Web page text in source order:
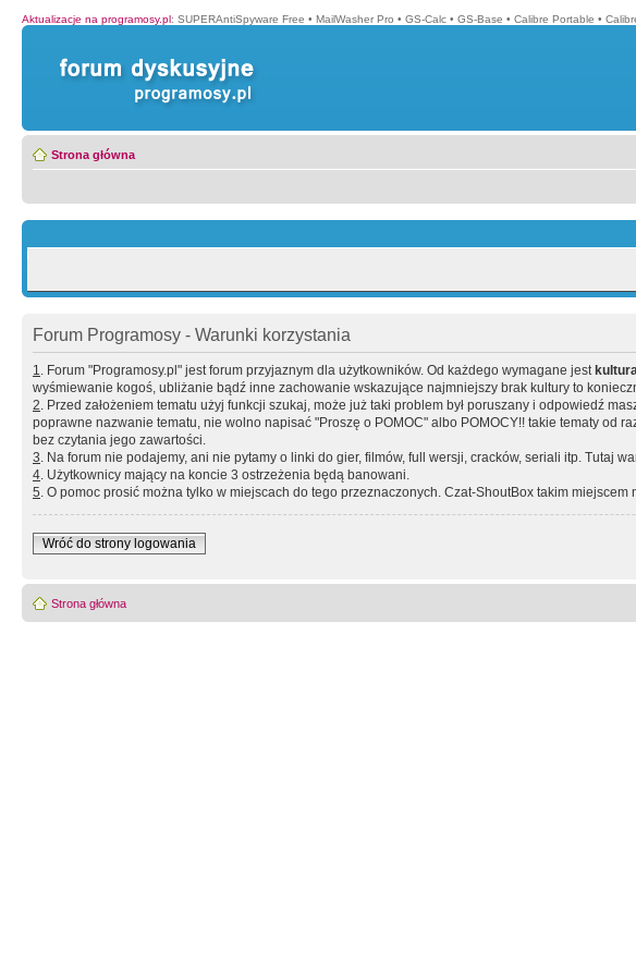
Aktualizacje na programosy.pl: SUPERAntiSpyware Free • MailWasher Pro • GS-Calc • GS-Base • Calibre Portable •
Strona główna
Forum Programosy - Warunki korzystania
1. Forum "Programosy.pl" jest forum przyjaznym dla użytkowników. Od każdego wymagane jest
wyśmiewanie kogoś, ubliżanie bądź inne zachowanie wskazujące najmniejszy brak kultury to
2. Przed założeniem tematu użyj funkcji szukaj, może już taki problem był poruszany i odpowiedź
poprawne nazwanie tematu, nie wolno napisać "Proszę o POMOC" albo POMOCY!! takie tematy od
bez czytania jego zawartości.
3. Na forum nie podajemy, ani nie pytamy o linki do gier, filmów, full wersji, cracków, seriali itp. Tutaj
4. Użytkownicy mający na koncie 3 ostrzeżenia będą banowani.
5. O pomoc prosić można tylko w miejscach do tego przeznaczonych. Czat-ShoutBox takim miejscem
Wróć do strony logowania
Strona główna